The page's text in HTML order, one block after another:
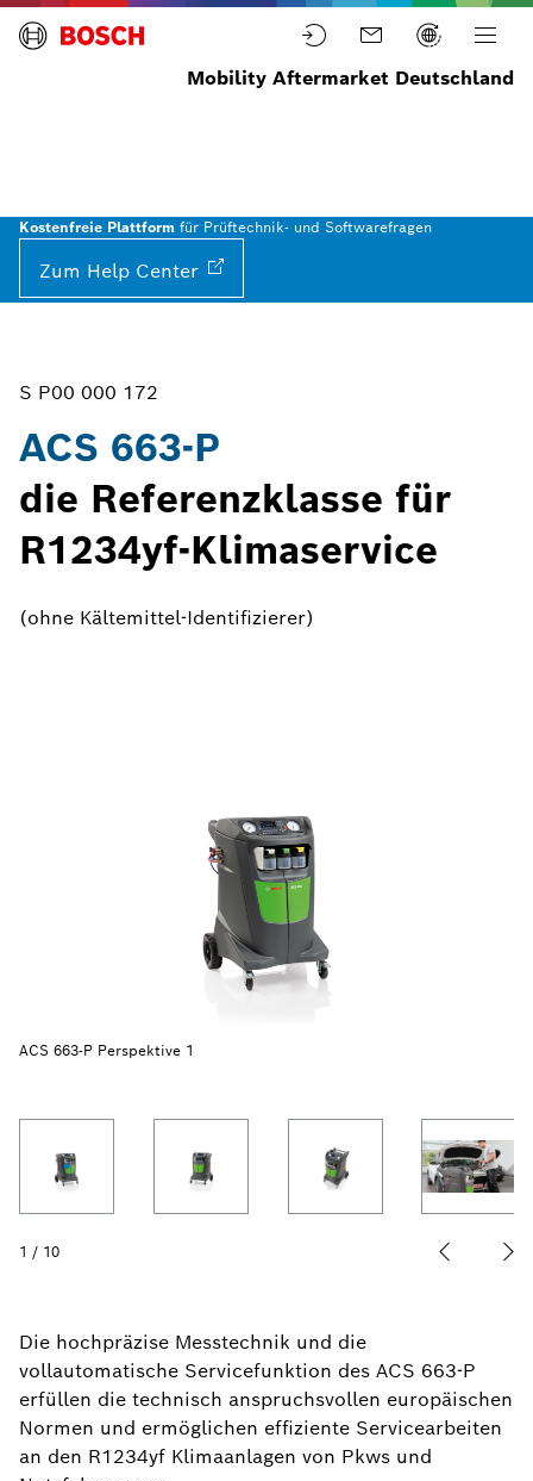
Mobility Aftermarket Deutschland
Kostenfreie Plattform für Prüftechnik- und Softwarefragen
Zum Help Center
S P00 000 172
ACS 663-P
die Referenzklasse für
R1234yf-Klimaservice
(ohne Kältemittel-Identifizierer)
ACS 663-P Perspektive 1
1 / 10
Die hochpräzise Messtechnik und die
vollautomatische Servicefunktion des ACS 663-P
erfüllen die technisch anspruchsvollen europäischen
Normen und ermöglichen effiziente Servicearbeiten
an den R1234yf Klimaanlagen von Pkws und